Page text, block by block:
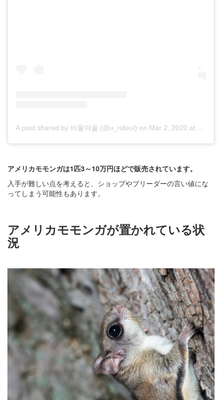
A post shared by 바울여울 (@u_rideul) on Mar 2, 2020 at 11:44pm PST
アメリカモモンガは1匹3～10万円ほどで販売されています。
入手が難しい点を考えると、ショップやブリーダーの言い値にな
ってしまう可能性もあります。
アメリカモモンガが置かれている状
況